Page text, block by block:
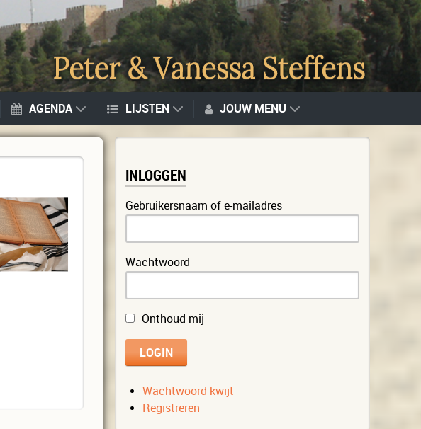
AGENDA LIJSTEN JOUW MENU
INLOGGEN
Gebruikersnaam of e-mailadres
Wachtwoord
Onthoud mij
Wachtwoord kwijt
Registreren